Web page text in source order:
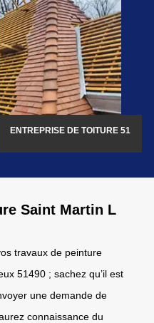
ENTREPRISE DE TOITURE 51
Saint Martin L
travaux de peinture
51490 ; sachez qu’il est
une demande de
connaissance du